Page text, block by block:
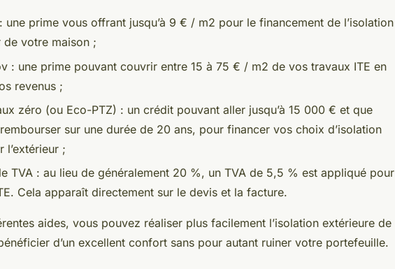
une prime vous offrant jusqu’à 9 € / m2 pour le financement de l’isolation
de votre maison ;
: une prime pouvant couvrir entre 15 à 75 € / m2 de vos travaux ITE en
revenus ;
zéro (ou Eco-PTZ) : un crédit pouvant aller jusqu’à 15 000 € et que
sur une durée de 20 ans, pour financer vos choix d’isolation
l’extérieur ;
TVA : au lieu de généralement 20 %, un TVA de 5,5 % est appliqué pour
Cela apparaît directement sur le devis et la facture.
aides, vous pouvez réaliser plus facilement l’isolation extérieure de
d’un excellent confort sans pour autant ruiner votre portefeuille.